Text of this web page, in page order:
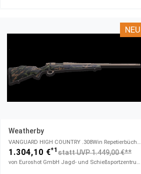
NEU
Weatherby
VANGUARD HIGH COUNTRY​ .308Win Repetierbüchse
1.304,10 €*1 statt UVP 1.449,00 €**
von Euroshot GmbH Jagd- und Schießsportzentrum